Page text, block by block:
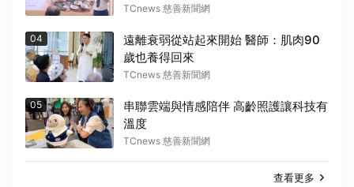
TCnews 慈善新聞網
04
遠離衰弱從站起來開始 醫師：肌肉90
歲也養得回來
TCnews 慈善新聞網
05
串聯雲端與情感陪伴 高齡照護讓科技有
溫度
TCnews 慈善新聞網
查看更多